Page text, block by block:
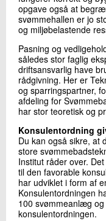
opgave også at
svømmehallen er jo
og miljøbelastende
Pasning og
således stor faglig
driftsansvarlig have
rådgivning. Her er
og sparringspartner,
afdeling for
har stor teoretisk og
Konsulentordning
Du kan også sikre, at
store
Institut råder over.
til den favorable
har udviklet i form af
Konsulentordningen
100 svømmeanlæg
konsulentordningen.